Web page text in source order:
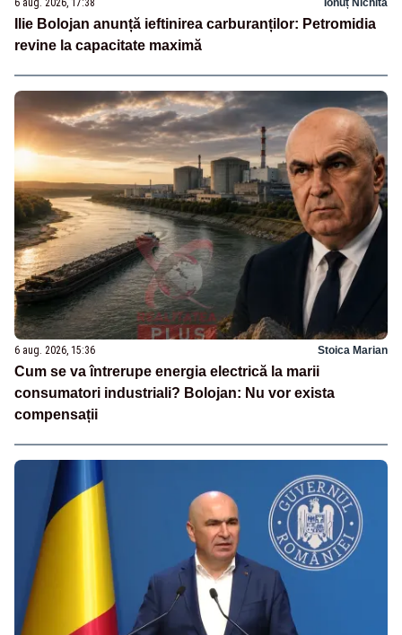
6 aug. 2026, 17:38 Ionuț Nichita
Ilie Bolojan anunță ieftinirea carburanților: Petromidia
revine la capacitate maximă
6 aug. 2026, 15:36 Stoica Marian
Cum se va întrerupe energia electrică la marii
consumatori industriali? Bolojan: Nu vor exista
compensații